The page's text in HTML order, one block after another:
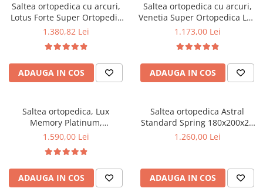
Saltea ortopedica cu arcuri,
Lotus Forte Super Ortopedic
200x200x30cm, fermitate
arcuri Bonell, fara vara-iarna,
banda de aerisire spaceair,
Salt Confort
1.380,82 Lei
ADAUGA IN COS
Saltea ortopedica cu arcuri,
Venetia Super Ortopedica Lux
Flexa 160x200x30cm,
Bonell, reversibila, sistem
aerisire perimetral, Saltex
1.173,00 Lei
ADAUGA IN COS
Saltea ortopedica, Lux
Memory Platinum,
160x200x30cm, fermitate tare,
foam 2,5 cm, husa matlasata,
sistem de aerisire perimetral,
greutate maxima sustinuta
120 kg/utilizator, Saltex
1.590,00 Lei
ADAUGA IN COS
Saltea ortopedica Astral
Standard Spring 180x200x25
cm, arcuri Bonell, husa
1.260,00 Lei
ADAUGA IN COS